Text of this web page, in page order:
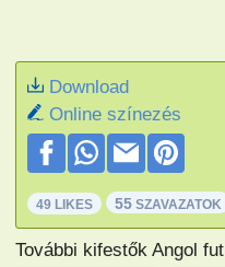
Download
Online színezés
49 LIKES 55 SZAVAZATOK
További kifestők Angol